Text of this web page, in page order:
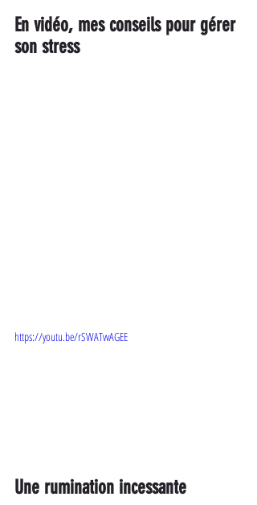
En vidéo, mes conseils pour gérer
son stress
https://youtu.be/rSWATvvAGEE
Une rumination incessante